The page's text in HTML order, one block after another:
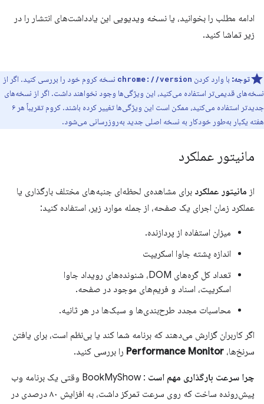
ادامه مطلب را بخوانید، یا نسخه ویدیویی این یادداشت‌های انتشار را در
زیر تماشا کنید.
توجه: با وارد کردن chrome://version نسخه کروم خود را بررسی کنید. اگر از
نسخه‌های قدیمی‌تر استفاده می‌کنید، این ویژگی‌ها وجود نخواهند داشت. اگر از نسخه‌های
جدیدتر استفاده می‌کنید، ممکن است این ویژگی‌ها تغییر کرده باشند. کروم تقریباً هر ۶
هفته یکبار به‌طور خودکار به نسخه اصلی جدید به‌روزرسانی می‌شود.
مانیتور عملکرد
از مانیتور عملکرد برای مشاهده‌ی لحظه‌ای جنبه‌های مختلف بارگذاری یا
عملکرد زمان اجرای یک صفحه، از جمله موارد زیر، استفاده کنید:
میزان استفاده از پردازنده.
اندازه پشته جاوا اسکریپت
تعداد کل گره‌های DOM، شنونده‌های رویداد جاوا
اسکریپت، اسناد و فریم‌های موجود در صفحه.
محاسبات مجدد طرح‌بندی‌ها و سبک‌ها در هر ثانیه.
اگر کاربران گزارش می‌دهند که برنامه شما کند یا بی‌نظم است، برای یافتن
سرنخ‌ها، Performance Monitor را بررسی کنید.
چرا سرعت بارگذاری مهم است
: BookMyShow وقتی یک برنامه وب
پیش‌رونده ساخت که روی سرعت تمرکز داشت، به افزایش ۸۰ درصدی در